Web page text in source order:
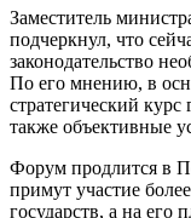
Заместитель
подчеркнул, что
законодательство
По его мнению, в
стратегический курс
также объективные
Форум продлится в
примут участие
государств, а на его